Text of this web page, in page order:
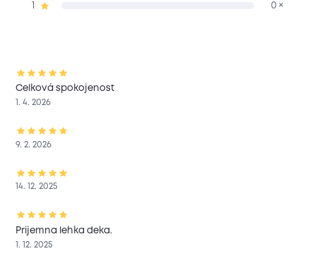
0 ×
Celková spokojenost
1. 4. 2026
9. 2. 2026
14. 12. 2025
Prijemna lehka deka.
1. 12. 2025